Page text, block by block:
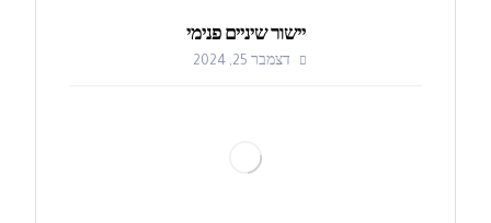
יישור שיניים פנימי
דצמבר 25, 2024